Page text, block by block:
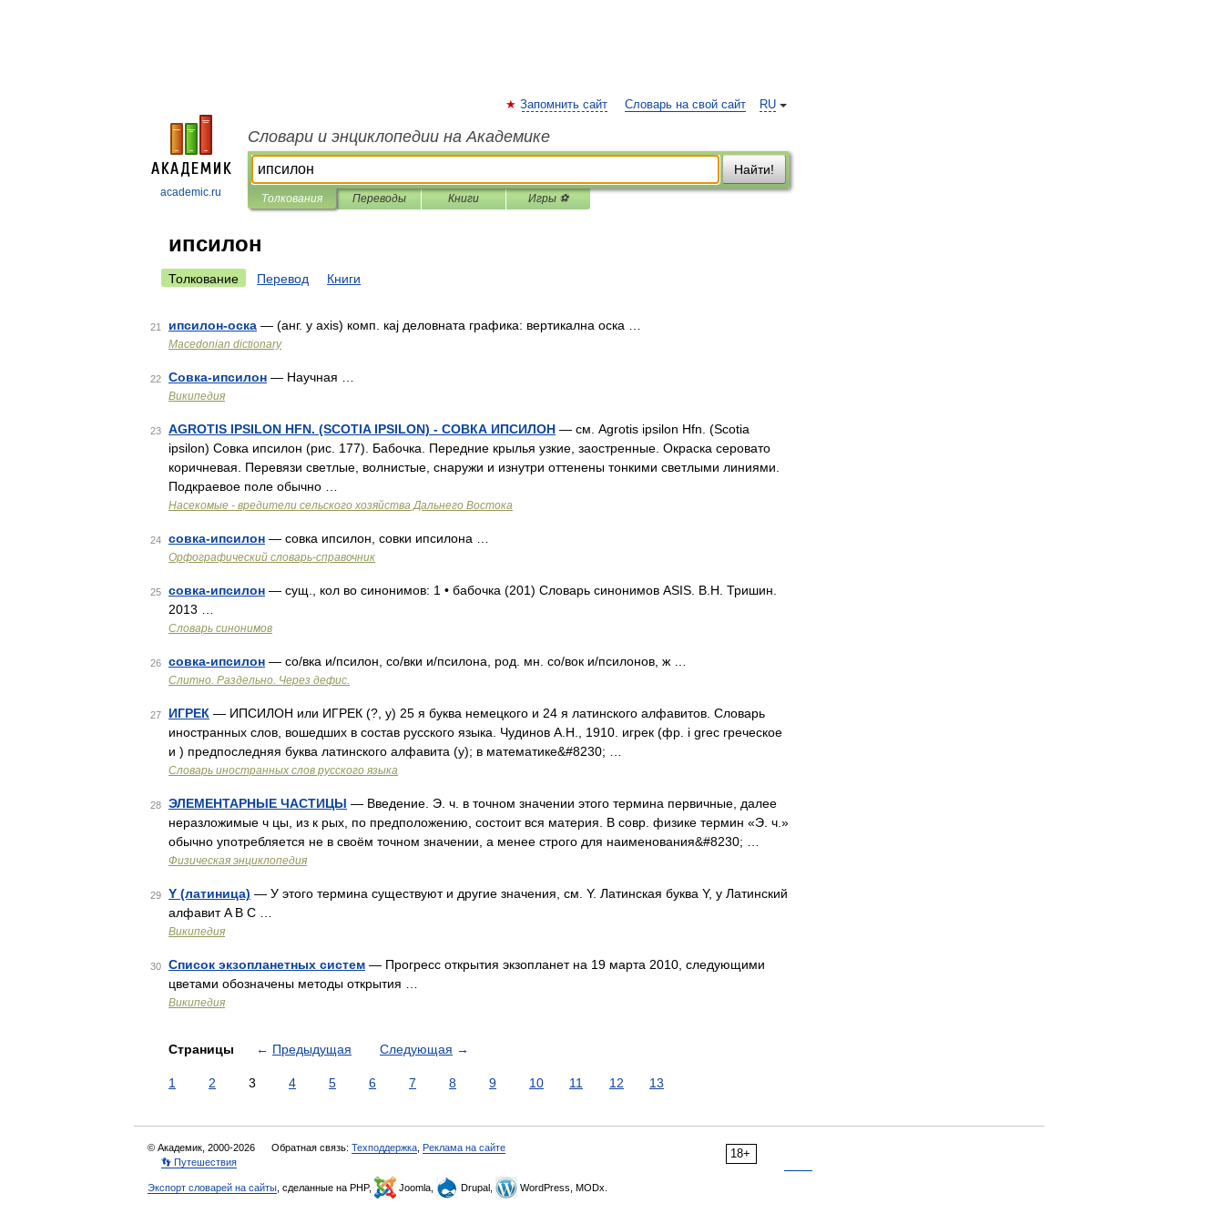
academic.ru
RU
Запомнить сайт Словарь на свой сайт
Словари и энциклопедии на Академике
Найти!
Толкования Переводы Книги Игры ⚽
ипсилон
Толкование Перевод Книги
21 ипсилон-оска — (анг. y axis) комп. кај деловната графика: вертикална оска …
Macedonian dictionary
22 Совка-ипсилон — Научная …
Википедия
23 AGROTIS IPSILON HFN. (SCOTIA IPSILON) - СОВКА ИПСИЛОН — см. Agrotis ipsilon Hfn. (Scotia
ipsilon) Совка ипсилон (рис. 177). Бабочка. Передние крылья узкие, заостренные. Окраска серовато
коричневая. Перевязи светлые, волнистые, снаружи и изнутри оттенены тонкими светлыми линиями.
Подкраевое поле обычно …
Насекомые - вредители сельского хозяйства Дальнего Востока
24 совка-ипсилон — совка ипсилон, совки ипсилона …
Орфографический словарь-справочник
25 совка-ипсилон — сущ., кол во синонимов: 1 • бабочка (201) Словарь синонимов ASIS. В.Н. Тришин.
2013 …
Словарь синонимов
26 совка-ипсилон — со/вка и/псилон, со/вки и/псилона, род. мн. со/вок и/псилонов, ж …
Слитно. Раздельно. Через дефис.
27 ИГРЕК — ИПСИЛОН или ИГРЕК (?, у) 25 я буква немецкого и 24 я латинского алфавитов. Словарь
иностранных слов, вошедших в состав русского языка. Чудинов А.Н., 1910. игрек (фр. i grec греческое
и ) предпоследняя буква латинского алфавита (у); в математике&#8230; …
Словарь иностранных слов русского языка
28 ЭЛЕМЕНТАРНЫЕ ЧАСТИЦЫ — Введение. Э. ч. в точном значении этого термина первичные, далее
неразложимые ч цы, из к рых, по предположению, состоит вся материя. В совр. физике термин «Э. ч.»
обычно употребляется не в своём точном значении, а менее строго для наименования&#8230; …
Физическая энциклопедия
29 Y (латиница) — У этого термина существуют и другие значения, см. Y. Латинская буква Y, y Латинский
алфавит A B C …
Википедия
30 Список экзопланетных систем — Прогресс открытия экзопланет на 19 марта 2010, следующими
цветами обозначены методы открытия …
Википедия
Страницы ← Предыдущая Следующая →
1 2 3 4 5 6 7 8 9 10 11 12 13
18+
© Академик, 2000-2026 Обратная связь: Техподдержка Реклама на сайте
👣 Путешествия
Экспорт словарей на сайты , сделанные на PHP, Joomla, Drupal, WordPress, MODx.